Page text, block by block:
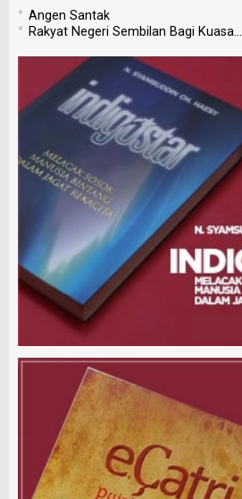
• Angen Santak
• Rakyat Negeri Sembilan Bagi Kuasa...